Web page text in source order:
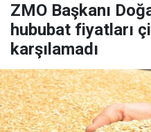
ZMO Başkanı
hububat fiyatları
karşılamadı